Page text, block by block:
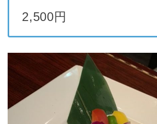
2,500円